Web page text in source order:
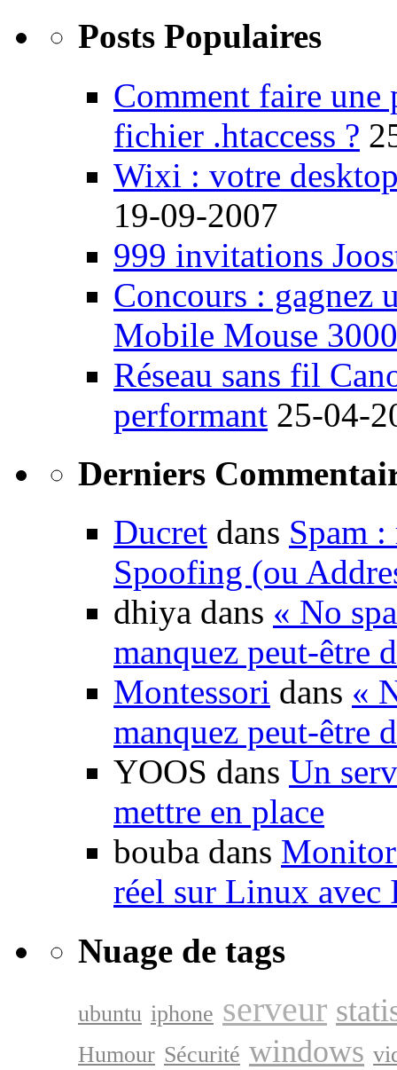
Posts Populaires
Comment faire une
fichier .htaccess ?
Wixi : votre
19-09-2007
999 invitations
Concours : gagnez
Mobile Mouse 3000
Réseau sans fil
performant 25-04-
Derniers
Ducret dans Spam :
Spoofing (ou
dhiya dans « No
manquez peut-être
Montessori dans «
manquez peut-être
YOOS dans Un
mettre en place
bouba dans
réel sur Linux avec
Nuage de tags
ubuntu iphone serveur
Humour Sécurité windows